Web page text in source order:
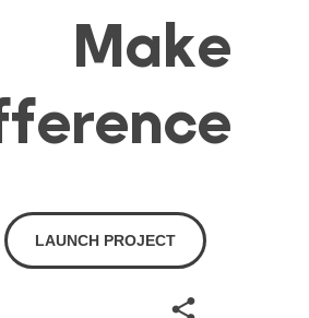
Make
LAUNCH PROJECT